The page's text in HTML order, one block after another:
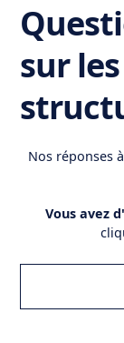
sur
Nos réponses
Vous avez